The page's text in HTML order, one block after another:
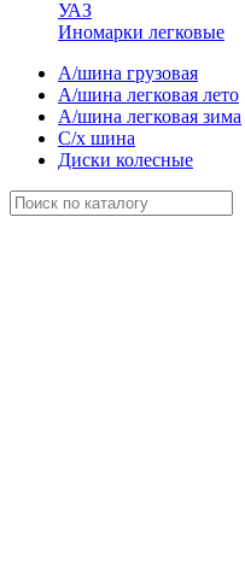
УАЗ
Иномарки легковые
А/шина грузовая
А/шина легковая лето
А/шина легковая зима
С/х шина
Диски колесные